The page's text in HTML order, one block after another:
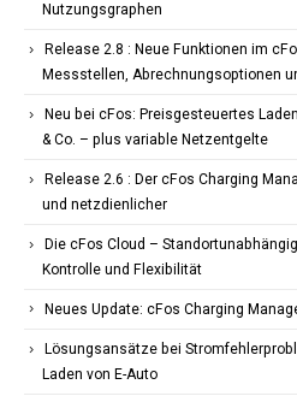
Nutzungsgraphen
Release 2.8 : Neue Funktionen im
Messstellen, Abrechnungsoptionen
Neu bei cFos: Preisgesteuertes
& Co. – plus variable Netzentgelte
Release 2.6 : Der cFos Charging
und netzdienlicher
Die cFos Cloud –
Kontrolle und Flexibilität
Neues Update: cFos Charging
Lösungsansätze bei
Laden von E-Auto